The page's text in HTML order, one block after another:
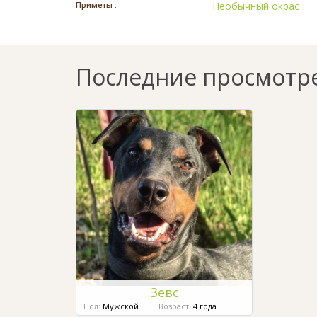
Приметы : Необычный окрас
Последние
Зевс
Пол: Мужской Возраст: 4 года